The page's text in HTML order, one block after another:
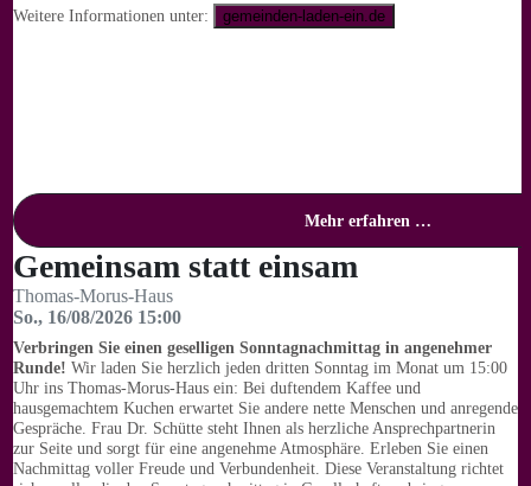
Weitere Informationen unter: gemeinden-laden-ein.de
Mehr erfahren …
Gemeinsam statt einsam
Thomas-Morus-Haus
So., 16/08/2026 15:00
Verbringen Sie einen geselligen Sonntagnachmittag in angenehmer
Runde! Wir laden Sie herzlich jeden dritten Sonntag im Monat um 15:00
Uhr ins Thomas-Morus-Haus ein: Bei duftendem Kaffee und
hausgemachtem Kuchen erwartet Sie andere nette Menschen und anregende
Gespräche. Frau Dr. Schütte steht Ihnen als herzliche Ansprechpartnerin
zur Seite und sorgt für eine angenehme Atmosphäre. Erleben Sie einen
Nachmittag voller Freude und Verbundenheit. Diese Veranstaltung richtet